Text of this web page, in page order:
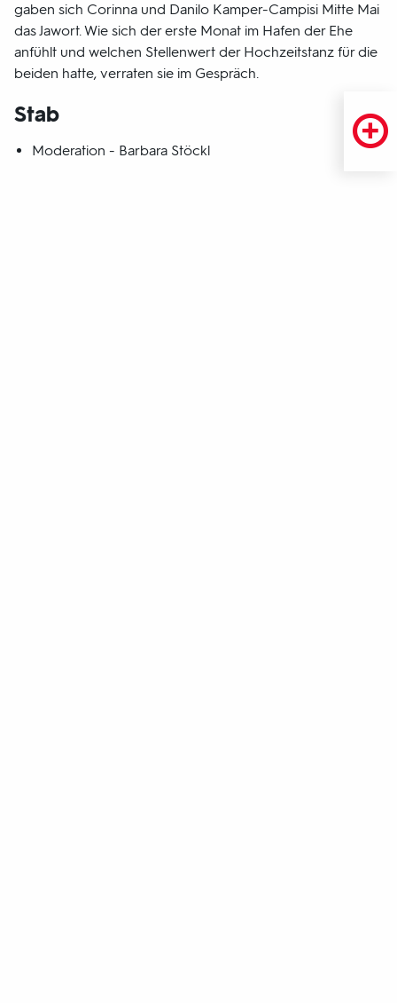
gaben sich Corinna und Danilo Kamper-Campisi Mitte Mai
das Jawort. Wie sich der erste Monat im Hafen der Ehe
anfühlt und welchen Stellenwert der Hochzeitstanz für die
beiden hatte, verraten sie im Gespräch.
Stab
Moderation - Barbara Stöckl